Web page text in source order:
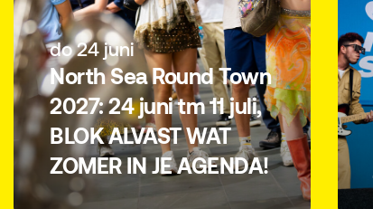
do 24 juni
North Sea Round Town
2027: 24 juni tm 11 juli,
BLOK ALVAST WAT
ZOMER IN JE AGENDA!